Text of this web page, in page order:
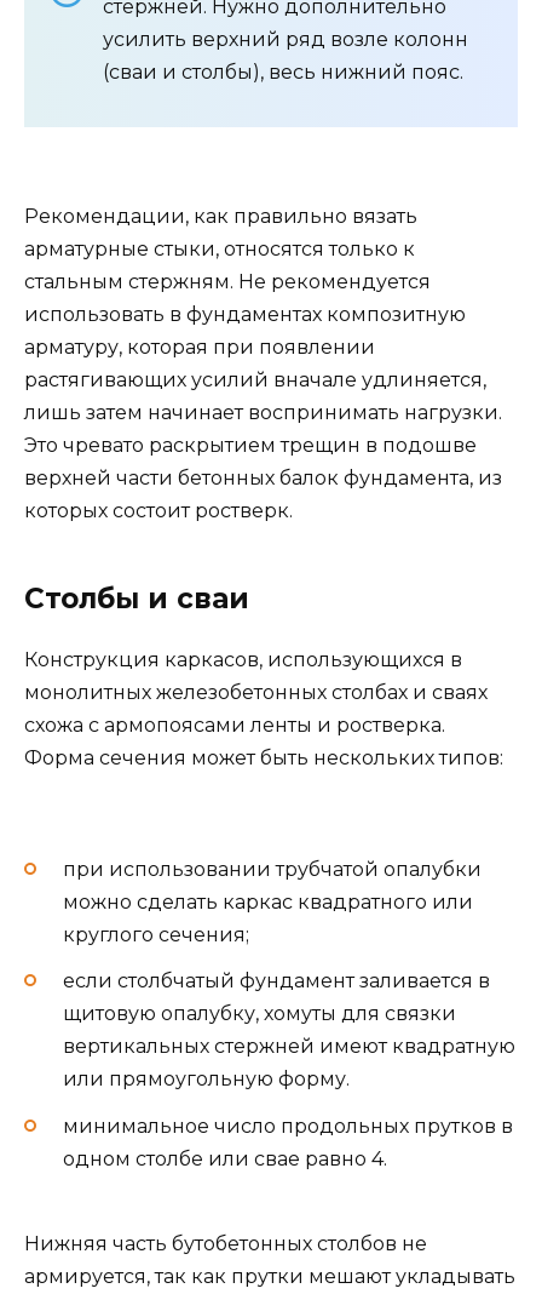
стержней. Нужно дополнительно
усилить верхний ряд возле колонн
(сваи и столбы), весь нижний пояс.
Рекомендации, как правильно вязать
арматурные стыки, относятся только к
стальным стержням. Не рекомендуется
использовать в фундаментах композитную
арматуру, которая при появлении
растягивающих усилий вначале удлиняется,
лишь затем начинает воспринимать нагрузки.
Это чревато раскрытием трещин в подошве
верхней части бетонных балок фундамента, из
которых состоит ростверк.
Столбы и сваи
Конструкция каркасов, использующихся в
монолитных железобетонных столбах и сваях
схожа с армопоясами ленты и ростверка.
Форма сечения может быть нескольких типов:
при использовании трубчатой опалубки
можно сделать каркас квадратного или
круглого сечения;
если столбчатый фундамент заливается в
щитовую опалубку, хомуты для связки
вертикальных стержней имеют квадратную
или прямоугольную форму.
минимальное число продольных прутков в
одном столбе или свае равно 4.
Нижняя часть бутобетонных столбов не
армируется, так как прутки мешают укладывать